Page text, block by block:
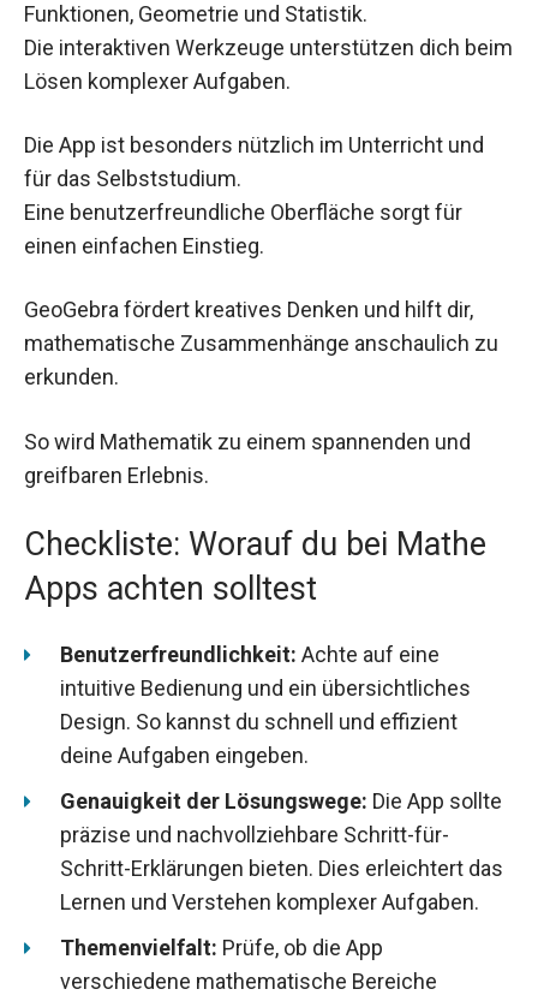
Funktionen, Geometrie und Statistik.
Die interaktiven Werkzeuge unterstützen dich beim
Lösen komplexer Aufgaben.
Die App ist besonders nützlich im Unterricht und
für das Selbststudium.
Eine benutzerfreundliche Oberfläche sorgt für
einen einfachen Einstieg.
GeoGebra fördert kreatives Denken und hilft dir,
mathematische Zusammenhänge anschaulich zu
erkunden.
So wird Mathematik zu einem spannenden und
greifbaren Erlebnis.
Checkliste: Worauf du bei Mathe
Apps achten solltest
Benutzerfreundlichkeit: Achte auf eine
intuitive Bedienung und ein übersichtliches
Design. So kannst du schnell und effizient
deine Aufgaben eingeben.
Genauigkeit der Lösungswege: Die App sollte
präzise und nachvollziehbare Schritt-für-
Schritt-Erklärungen bieten. Dies erleichtert das
Lernen und Verstehen komplexer Aufgaben.
Themenvielfalt: Prüfe, ob die App
verschiedene mathematische Bereiche